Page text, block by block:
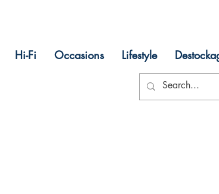
Hi-Fi Occasions Lifestyle